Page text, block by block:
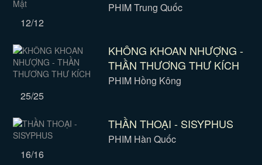
PHIM Trung Quốc
12/12
KHÔNG KHOAN NHƯỢNG -
THẦN THƯƠNG THƯ KÍCH
PHIM Hồng Kông
25/25
THẦN THOẠI - SISYPHUS
PHIM Hàn Quốc
16/16